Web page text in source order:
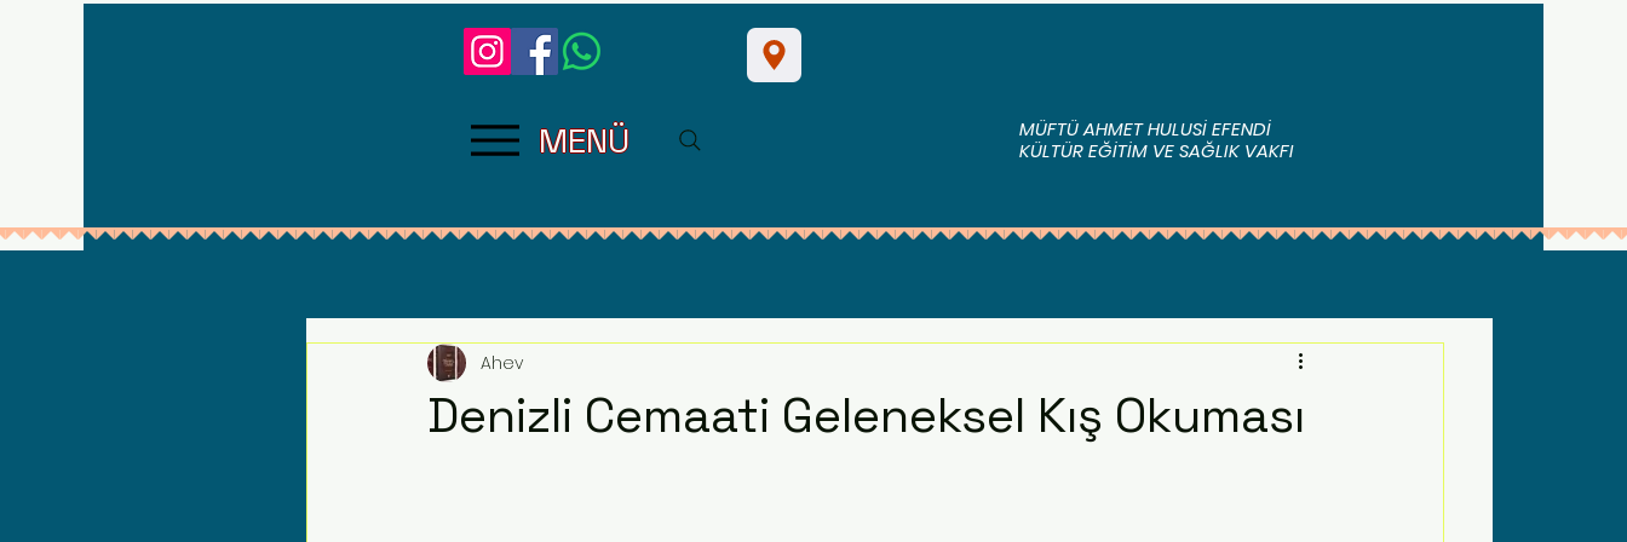
MENÜ
MÜFTÜ AHMET HULUSİ EFENDİ
KÜLTÜR EĞİTİM VE SAĞLIK VAKFI
Denizli Cemaati Geleneksel Kış Okuması
Ahev